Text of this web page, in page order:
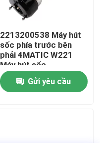
2213200538 Máy hút
sốc phía trước bên
phải 4MATIC W221
Máy hút sốc
Gửi yêu cầu